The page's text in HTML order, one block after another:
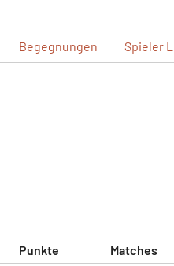
Begegnungen Spieler
Punkte Matches